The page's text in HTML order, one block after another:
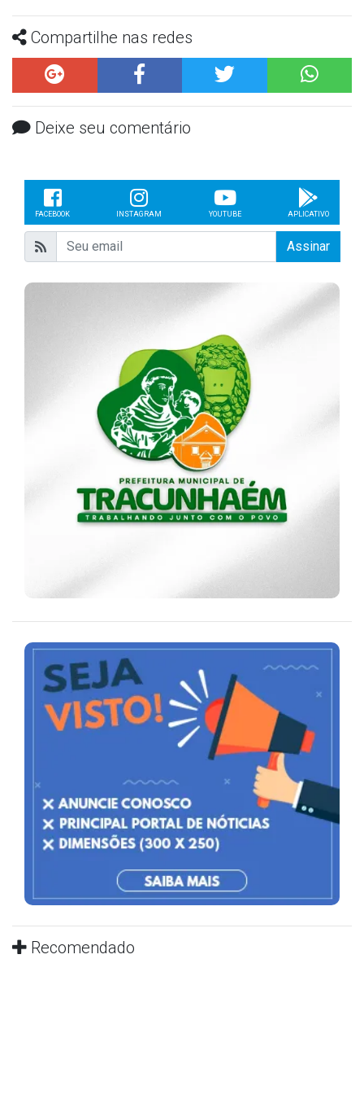
Compartilhe nas redes
Deixe seu comentário
FACEBOOK INSTAGRAM YOUTUBE APLICATIVO
Assinar
Recomendado